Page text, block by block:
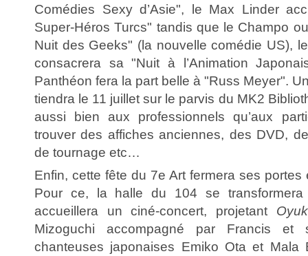
Comédies Sexy d’Asie", le Max Linder
Super-Héros Turcs" tandis que le Champo
Nuit des Geeks" (la nouvelle comédie US),
consacrera sa "Nuit à l’Animation
Panthéon fera la part belle à "Russ Meyer".
tiendra le 11 juillet sur le parvis du MK2
aussi bien aux professionnels qu’aux
trouver des affiches anciennes, des DVD,
de tournage etc…
Enfin, cette fête du 7e Art fermera ses portes
Pour ce, la halle du 104 se
accueillera un ciné-concert, projetant
Mizoguchi accompagné par Francis
chanteuses japonaises Emiko Ota et Mala